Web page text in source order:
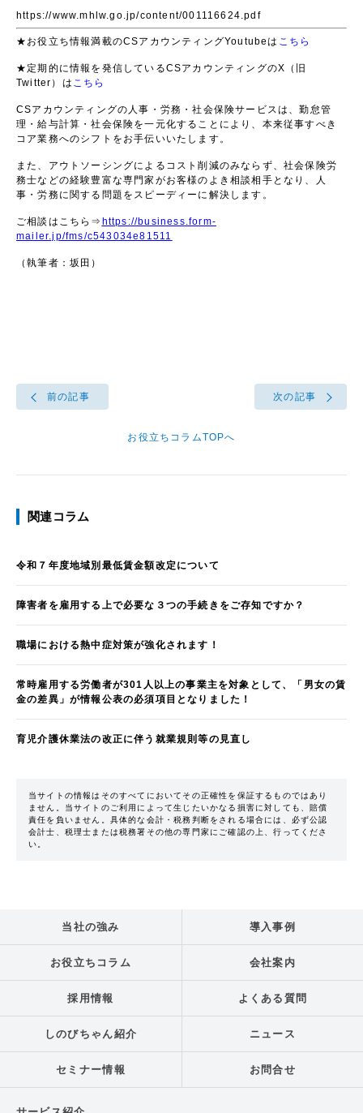
https://www.mhlw.go.jp/content/001116624.pdf
★お役立ち情報満載のCSアカウンティングYoutubeは こちら
★定期的に情報を発信しているCSアカウンティングのX（旧
Twitter）は こちら
CSアカウンティングの人事・労務・社会保険サービスは、勤怠管
理・給与計算・社会保険を一元化することにより、本来従事すべき
コア業務へのシフトをお手伝いいたします。
また、アウトソーシングによるコスト削減のみならず、社会保険労
務士などの経験豊富な専門家がお客様のよき相談相手となり、人
事・労務に関する問題をスピーディーに解決します。
ご相談はこちら⇒ https://business.form-
mailer.jp/fms/c543034e81511
（執筆者：坂田）
前の記事
お役立ちコラムTOPへ
次の記事
関連コラム
令和７年度地域別最低賃金額改定について
障害者を雇用する上で必要な３つの手続きをご存知ですか？
職場における熱中症対策が強化されます！
常時雇用する労働者が301人以上の事業主を対象として、「男女の賃
金の差異」が情報公表の必須項目となりました！
育児介護休業法の改正に伴う就業規則等の見直し
当サイトの情報はそのすべてにおいてその正確性を保証するものではあり
ません。当サイトのご利用によって生じたいかなる損害に対しても、賠償
責任を負いません。具体的な会計・税務判断をされる場合には、必ず公認
会計士、税理士または税務署その他の専門家にご確認の上、行ってくださ
い。
当社の強み 導入事例
お役立ちコラム 会社案内
採用情報 よくある質問
しのびちゃん紹介 ニュース
セミナー情報 お問合せ